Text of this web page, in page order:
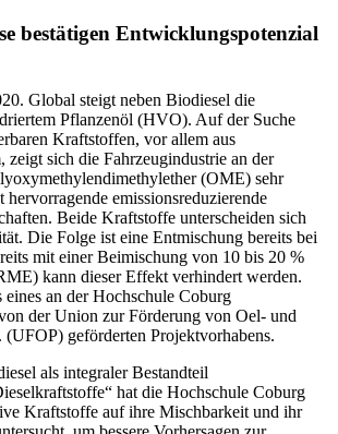
bestätigen Entwicklungspotenzial
Global steigt neben Biodiesel die
Pflanzenöl (HVO). Auf der Suche
Kraftstoffen, vor allem aus
zeigt sich die Fahrzeugindustrie an der
(OME) sehr
emissionsreduzierende
Beide Kraftstoffe unterscheiden sich
Die Folge ist eine Entmischung bereits bei
mit einer Beimischung von 10 bis 20 %
kann dieser Effekt verhindert werden.
eines an der Hochschule Coburg
der Union zur Förderung von Oel- und
(UFOP) geförderten Projektvorhabens.
als integraler Bestandteil
hat die Hochschule Coburg
Kraftstoffe auf ihre Mischbarkeit und ihr